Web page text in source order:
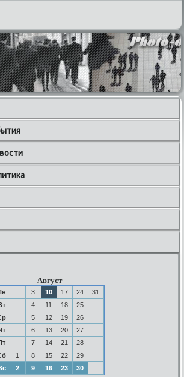
Август
3 10 17 24
31
4 11 18
25
5 12 19
26
6 13 20
27
7 14 21
28
1 8 15 22
29
2 9 16 23 30